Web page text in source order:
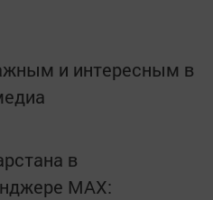
и интересным в
в
MАХ: